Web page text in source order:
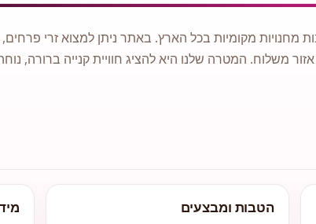
מחנויות מקומיות בכל הארץ. באתר ניתן למצוא זרי
משלוח. המטרה שלנו היא להציג חוויית קנייה ברורה,
הטבות ומבצעים